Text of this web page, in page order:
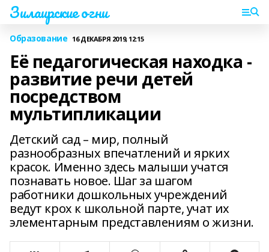
Зилаирские огни
Образование 16 ДЕКАБРЯ 2019, 12:15
Её педагогическая находка -
развитие речи детей
посредством
мультипликации
Детский сад – мир, полный
разнообразных впечатлений и ярких
красок. Именно здесь малыши учатся
познавать новое. Шаг за шагом
работники дошкольных учреждений
ведут крох к школьной парте, учат их
элементарным представлениям о жизни.